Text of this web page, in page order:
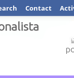
Contact